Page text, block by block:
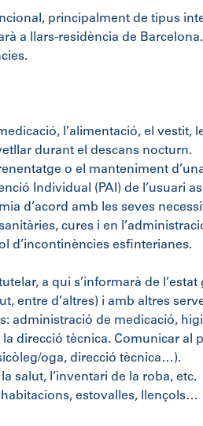
principalment de tipus
a llars-residència de
l’alimentació, el vestit,
durant el descans nocturn.
o el manteniment
Individual (PAI) de l’usuari
d’acord amb les seves
cures i en
d’incontinències esfinterianes.
a qui s’informarà de
entre d’altres) i amb altres
administració de medicació,
direcció tècnica. Comunicar
oga, direcció tècnica…).
salut, l’inventari de la roba, etc.
estovalles, llençols…